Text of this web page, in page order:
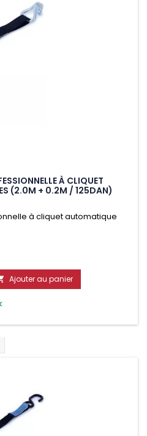
À CLIQUET
(2.0M + 0.2M / 125DAN)
à cliquet automatique
en J en 2 parties (2.0M +
d'utilisation. Permet
pendant le
résistante aux UV et aux
pas l'eau.
Ajouter au panier